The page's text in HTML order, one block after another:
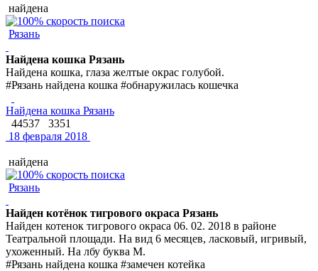
найдена
Рязань
Найдена кошка Рязань
Найдена кошка, глаза желтые окрас голубой.
#Рязань найдена кошка #обнаружилась кошечка
Найдена кошка Рязань
44537
3351
18 февраля 2018
найдена
Рязань
Найден котёнок тигрового окраса Рязань
Найден котенок тигрового окраса 06. 02. 2018 в районе
Театральной площади. На вид 6 месяцев, ласковый, игривый,
ухоженный. На лбу буква М.
#Рязань найдена кошка #замечен котейка